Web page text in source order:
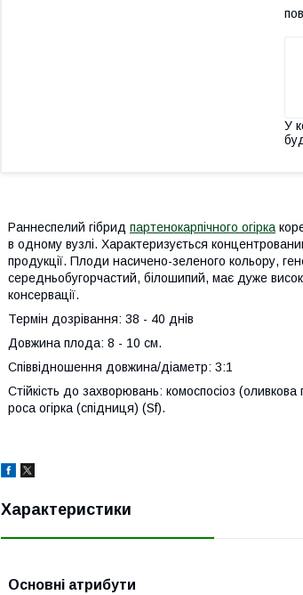
У
Раннеспелий гібрид партенокарпічного огірка
в одному вузлі. Характеризується
продукції. Плоди насичено-зеленого кольору,
середньобугорчастий, білошипий, має дуже
консервації.
Термін дозрівання: 38 - 40 днів
Довжина плода: 8 - 10 см.
Співвідношення довжина/діаметр: 3:1
Стійкість до захворювань: комоспосіоз (оливкова
роса огірка (спідниця) (Sf).
Характеристики
Основні атрибути